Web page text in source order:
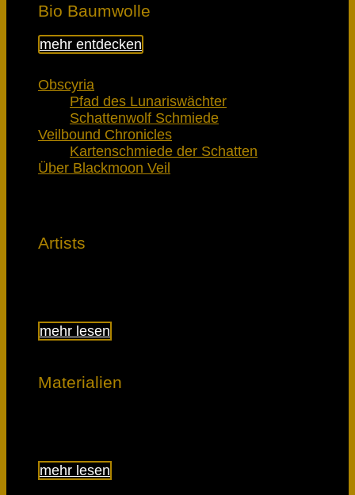
Bio Baumwolle
mehr entdecken
Obscyria
Pfad des Lunariswächter
Schattenwolf Schmiede
Veilbound Chronicles
Kartenschmiede der Schatten
Über Blackmoon Veil
Artists
mehr lesen
Materialien
mehr lesen